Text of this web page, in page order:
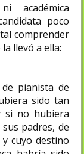
académica
poco
comprender
llevó a ella:
pianista de
sido tan
si no hubiera
padres, de
cuyo destino